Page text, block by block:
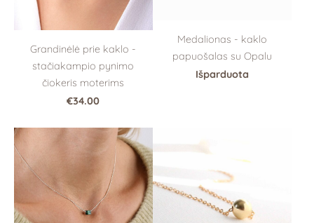
Grandinėlė prie kaklo -
stačiakampio pynimo
čiokeris moterims
€34.00
Medalionas - kaklo
papuošalas su Opalu
Išparduota